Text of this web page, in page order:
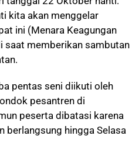
kita akan menggelar
ini (Menara Keagungan
saat memberikan sambutan
pentas seni diikuti oleh
pesantren di
peserta dibatasi karena
berlangsung hingga Selasa